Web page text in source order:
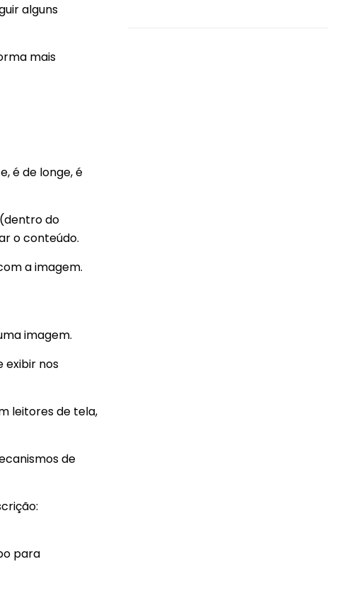
alguns
mais
é de longe, é
do
o conteúdo.
a imagem.
imagem.
exibir nos
leitores de tela,
de
para